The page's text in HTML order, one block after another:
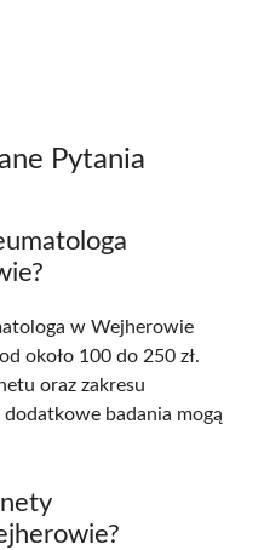
Pytania
w Wejherowie
około 100 do 250 zł.
oraz zakresu
badania mogą